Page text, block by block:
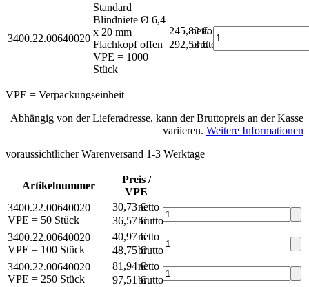
3400.22.00640020
Standard
Blindniete Ø 6,4
x 20 mm
Flachkopf offen
VPE = 1000
Stück
245,82 €
netto
292,53 €
brutto*
VPE = Verpackungseinheit
Abhängig von der Lieferadresse, kann der Bruttopreis an der Kasse
variieren. Weitere Informationen
voraussichtlicher Warenversand 1-3 Werktage
Artikelnummer
Preis /
VPE
3400.22.00640020
VPE = 50 Stück
30,73 €netto
36,57 €brutto*
3400.22.00640020
VPE = 100 Stück
40,97 €netto
48,75 €brutto*
3400.22.00640020
VPE = 250 Stück
81,94 €netto
97,51 €brutto*